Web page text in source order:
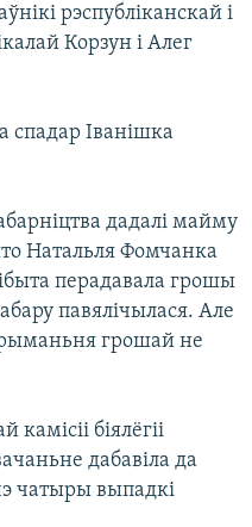
рэспубліканскай і
Корзун і Алег
спадар Іванішка
дадалі майму
Натальля Фомчанка
перадавала грошы
павялічылася. Але
грошай не
біялёгіі
дабавіла да
чатыры выпадкі